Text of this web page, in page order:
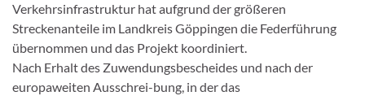
Verkehrsinfrastruktur hat aufgrund der größeren
Streckenanteile im Landkreis Göppingen die Federführung
übernommen und das Projekt koordiniert.
Nach Erhalt des Zuwendungsbescheides und nach der
europaweiten Ausschrei-bung, in der das